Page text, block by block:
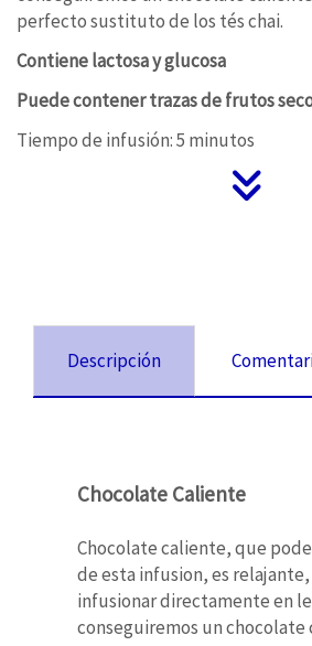
perfecto sustituto de los tés chai.
Contiene lactosa y glucosa
Puede contener trazas de frutos
Tiempo de infusión: 5 minutos
Descripción
Chocolate Caliente
Chocolate caliente, que
de esta infusion, es
infusionar directamente en
conseguiremos un chocolate